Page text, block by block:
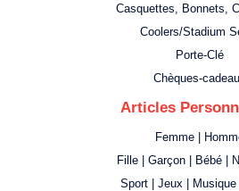
Casquettes, Bonnets,
Coolers/Stadium
Porte-Clé
Chèques-
Articles
Femme |
Fille | Garçon | Bébé |
Sport | Jeux | Musique